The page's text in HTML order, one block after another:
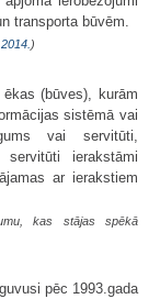
transporta būvēm.
)
(būves), kurām
sistēmā vai
vai servitūti,
servitūti ierakstāmi
ar ierakstiem
kas stājas spēkā
pēc 1993.gada